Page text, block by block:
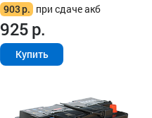
903р. при сдаче акб
925р.
Купить